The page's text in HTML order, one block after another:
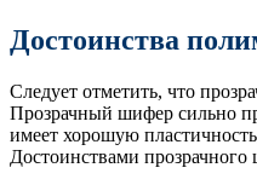
Достоинства
Следует отметить, что
Прозрачный шифер сильно
имеет хорошую
Достоинствами прозрачного